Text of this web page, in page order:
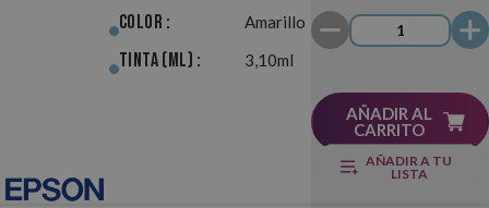
Color : Amarillo
Tinta (ml) : 3,10ml
AÑADIR AL
CARRITO
AÑADIR A TU
LISTA